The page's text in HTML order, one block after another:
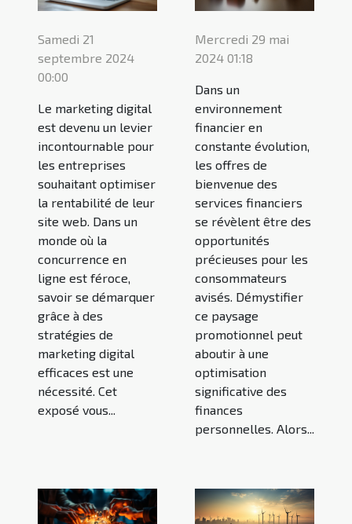
Samedi 21
septembre 2024
00:00
Le marketing digital
est devenu un levier
incontournable pour
les entreprises
souhaitant optimiser
la rentabilité de leur
site web. Dans un
monde où la
concurrence en
ligne est féroce,
savoir se démarquer
grâce à des
stratégies de
marketing digital
efficaces est une
nécessité. Cet
exposé vous...
Mercredi 29 mai
2024 01:18
Dans un
environnement
financier en
constante évolution,
les offres de
bienvenue des
services financiers
se révèlent être des
opportunités
précieuses pour les
consommateurs
avisés. Démystifier
ce paysage
promotionnel peut
aboutir à une
optimisation
significative des
finances
personnelles. Alors...